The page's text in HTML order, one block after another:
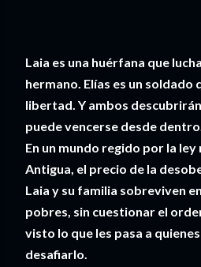
Laia es una huérfana que
hermano. Elías es un soldado
libertad. Y ambos
puede vencerse desde
En un mundo regido por la ley
Antigua, el precio de la
Laia y su familia sobreviven
pobres, sin cuestionar el
visto lo que les pasa a
desafiarlo.